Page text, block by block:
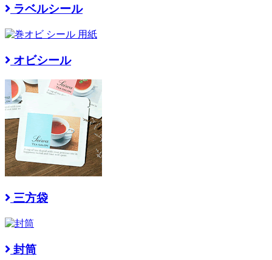
ラベルシール
オビシール
三方袋
封筒